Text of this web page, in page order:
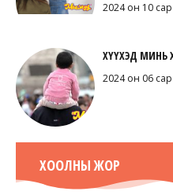
2024 он 10
ХҮҮХЭД МИНЬ
2024 он 06
ХООЛНЫ ЖОР